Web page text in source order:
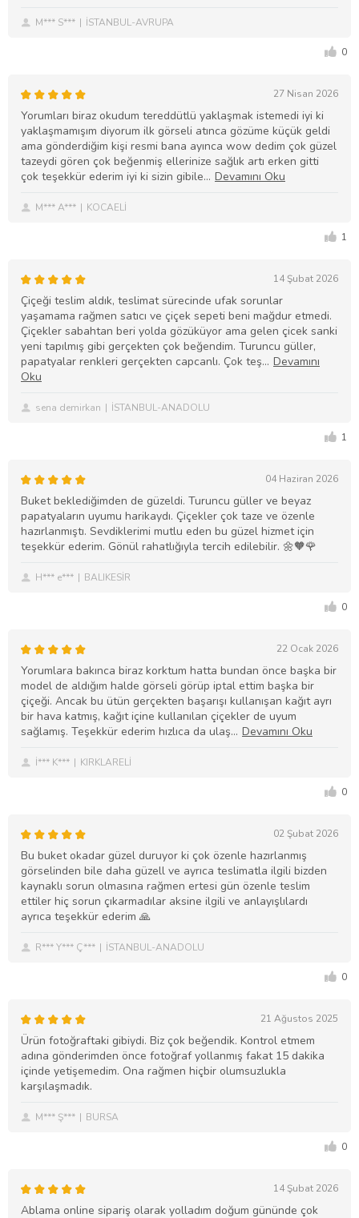
M*** S*** İSTANBUL-AVRUPA
0
27 Nisan 2026
Yorumları biraz okudum tereddütlü yaklaşmak istemedi iyi ki
yaklaşmamışım diyorum ilk görseli atınca gözüme küçük geldi
ama gönderdiğim kişi resmi bana ayınca wow dedim çok güzel
tazeydi gören çok beğenmiş ellerinize sağlık artı erken gitti
çok teşekkür ederim iyi ki sizin gibile
M*** A*** KOCAELİ
1
14 Şubat 2026
Çiçeği teslim aldık, teslimat sürecinde ufak sorunlar
yaşamama rağmen satıcı ve çiçek sepeti beni mağdur etmedi.
Çiçekler sabahtan beri yolda gözüküyor ama gelen çicek sanki
yeni tapılmış gibi gerçekten çok beğendim. Turuncu güller,
papatyalar renkleri gerçekten capcanlı. Çok teş
sena demirkan İSTANBUL-ANADOLU
1
04 Haziran 2026
Buket beklediğimden de güzeldi. Turuncu güller ve beyaz
papatyaların uyumu harikaydı. Çiçekler çok taze ve özenle
hazırlanmıştı. Sevdiklerimi mutlu eden bu güzel hizmet için
teşekkür ederim. Gönül rahatlığıyla tercih edilebilir. 🌼🧡🌹
H*** e*** BALIKESİR
0
22 Ocak 2026
Yorumlara bakınca biraz korktum hatta bundan önce başka bir
model de aldığım halde görseli görüp iptal ettim başka bir
çiçeği. Ancak bu ütün gerçekten başarışı kullanışan kağıt ayrı
bir hava katmış, kağıt içine kullanılan çiçekler de uyum
sağlamış. Teşekkür ederim hızlıca da ulaş
İ*** K*** KIRKLARELİ
0
02 Şubat 2026
Bu buket okadar güzel duruyor ki çok özenle hazırlanmış
görselinden bile daha güzell ve ayrıca teslimatla ilgili bizden
kaynaklı sorun olmasına rağmen ertesi gün özenle teslim
ettiler hiç sorun çıkarmadılar aksine ilgili ve anlayışlılardı
ayrıca teşekkür ederim 🙏
R*** Y*** Ç*** İSTANBUL-ANADOLU
0
21 Ağustos 2025
Ürün fotoğraftaki gibiydi. Biz çok beğendik. Kontrol etmem
adına gönderimden önce fotoğraf yollanmış fakat 15 dakika
içinde yetişemedim. Ona rağmen hiçbir olumsuzlukla
karşılaşmadık.
M*** Ş*** BURSA
0
14 Şubat 2026
Ablama online sipariş olarak yolladım doğum gününde çok